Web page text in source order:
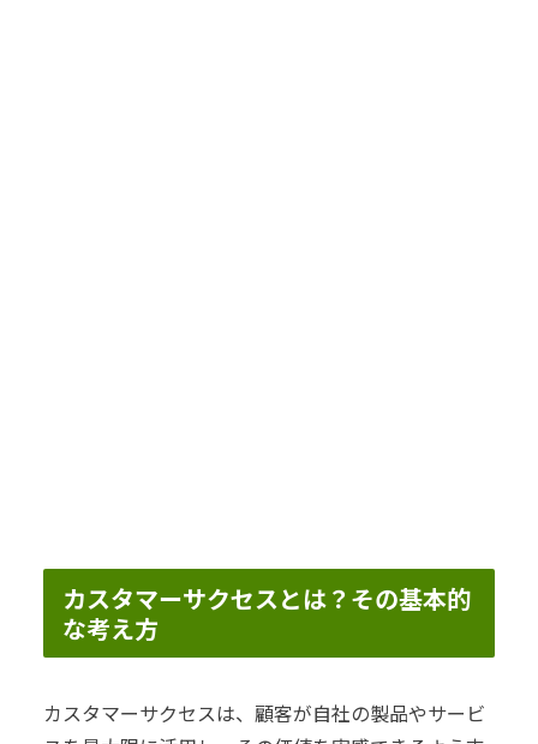
カスタマーサクセスとは？その基本的
な考え方
カスタマーサクセスは、顧客が自社の製品やサービ